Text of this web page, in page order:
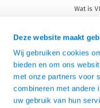
Deze website maakt
Wij gebruiken cookies
bieden en om ons
met onze partners voor
combineren met andere
uw gebruik van hun
Wat is
TV
TV lift
SiteMap